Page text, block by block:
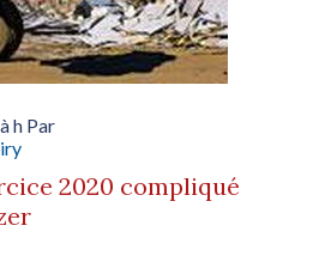
h Par
2020 compliqué